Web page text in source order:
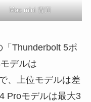
Mac mini 背面
Thunderbolt 5ポ
デルは
、上位モデルは差
Proモデルは最大3